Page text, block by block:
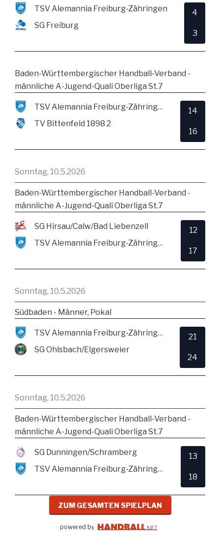
TSV Alemannia Freiburg-Zähringen
SG Freiburg
4
3
Baden-Württembergischer Handball-Verband -
männliche A-Jugend-Quali Oberliga St.7
TSV Alemannia Freiburg-Zähringen
TV Bittenfeld 1898 2
14
16
Sonntag, 10.5.2026
Baden-Württembergischer Handball-Verband -
männliche A-Jugend-Quali Oberliga St.7
SG Hirsau/Calw/Bad Liebenzell
TSV Alemannia Freiburg-Zähringen
12
17
Sonntag, 10.5.2026
Südbaden - Männer, Pokal
TSV Alemannia Freiburg-Zähringen
SG Ohlsbach/Elgersweier
21
24
Sonntag, 10.5.2026
Baden-Württembergischer Handball-Verband -
männliche A-Jugend-Quali Oberliga St.7
SG Dunningen/Schramberg
TSV Alemannia Freiburg-Zähringen
13
18
ZUM GESAMTEN SPIELPLAN
powered by